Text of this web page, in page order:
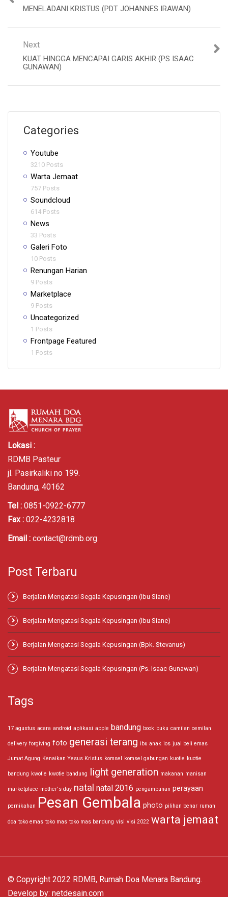
MENELADANI KRISTUS (PDT JOHANNES IRAWAN)
Next
KUAT HINGGA MENCAPAI GARIS AKHIR (PS ISAAC
GUNAWAN)
Categories
Youtube
3210 Posts
Warta Jemaat
757 Posts
Soundcloud
614 Posts
News
33 Posts
Galeri Foto
10 Posts
Renungan Harian
9 Posts
Marketplace
9 Posts
Uncategorized
1 Posts
Frontpage Featured
1 Posts
Lokasi :
RDMB Pasteur
jl. Pasirkaliki no 199.
Bandung, 40162
Tel : 0851-0922-6777
Fax : 022-4232818
Email : contact@rdmb.org
Post Terbaru
Berjalan Mengatasi Segala Kepusingan (Ibu Siane)
Berjalan Mengatasi Segala Kepusingan (Ibu Siane)
Berjalan Mengatasi Segala Kepusingan (Bpk. Stevanus)
Berjalan Mengatasi Segala Kepusingan (Ps. Isaac Gunawan)
Tags
17 agustus acara android aplikasi apple bandung book buku camilan cemilan
delivery forgiving foto generasi terang ibu anak ios jual beli emas
Jumat Agung Kenaikan Yesus Kristus komsel komsel gabungan kuotie kuotie
bandung kwotie kwotie bandung light generation makanan manisan
marketplace mother's day natal natal 2016 pengampunan perayaan
pernikahan Pesan Gembala photo pilihan benar rumah
doa toko emas toko mas toko mas bandung visi visi 2022 warta jemaat
© Copyright 2022 RDMB, Rumah Doa Menara Bandung.
Develop by: netdesain.com